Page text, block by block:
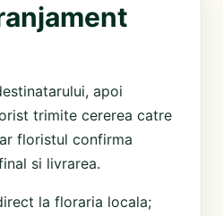
apoi
trimite cererea catre
floristul confirma
si livrarea.
la floraria locala;